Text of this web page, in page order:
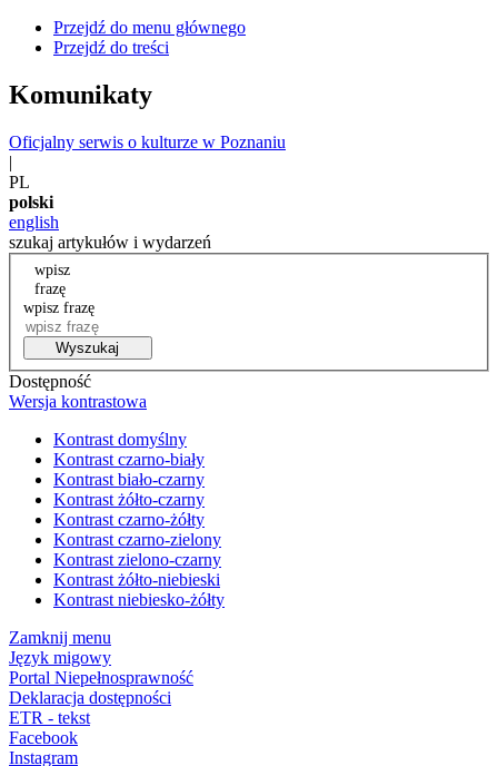
Przejdź do menu głównego
Przejdź do treści
Komunikaty
Oficjalny serwis o kulturze w Poznaniu
|
PL
polski
english
szukaj artykułów i wydarzeń
wpisz
frazę
wpisz frazę
Wyszukaj
Dostępność
Wersja kontrastowa
Kontrast domyślny
Kontrast czarno-biały
Kontrast biało-czarny
Kontrast żółto-czarny
Kontrast czarno-żółty
Kontrast czarno-zielony
Kontrast zielono-czarny
Kontrast żółto-niebieski
Kontrast niebiesko-żółty
Zamknij menu
Język migowy
Portal Niepełnosprawność
Deklaracja dostępności
ETR - tekst
Facebook
Instagram